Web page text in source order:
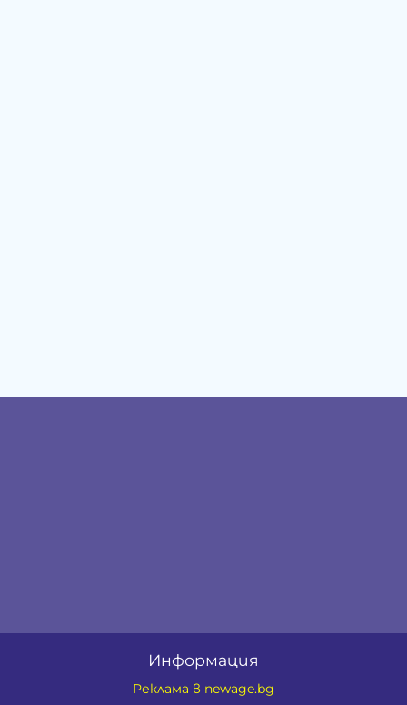
Информация
Реклама в newage.bg